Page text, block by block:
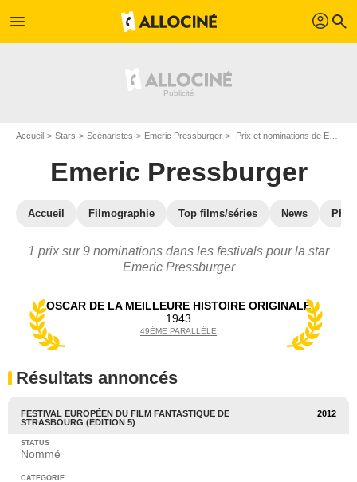
menu profil search
Accueil Stars Scénaristes Emeric Pressburger Prix et nominations de Emeric Pressburger
Emeric Pressburger
Accueil Filmographie Top films/séries News
1 prix sur 9 nominations dans les festivals pour la star
Emeric Pressburger
OSCAR DE LA MEILLEURE HISTOIRE ORIGINALE
1943
49ÈME PARALLÈLE
Résultats annoncés
FESTIVAL EUROPÉEN DU FILM FANTASTIQUE DE
STRASBOURG (ÉDITION 5)
2012
Nommé